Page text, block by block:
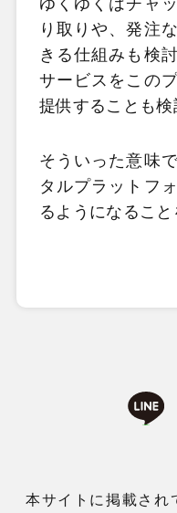
ゆくゆくはチャ
り取りや、発注
きる仕組みも検
サービスをこの
提供することも検
そういった意味
タルプラットフ
るようになること
本サイトに掲載され